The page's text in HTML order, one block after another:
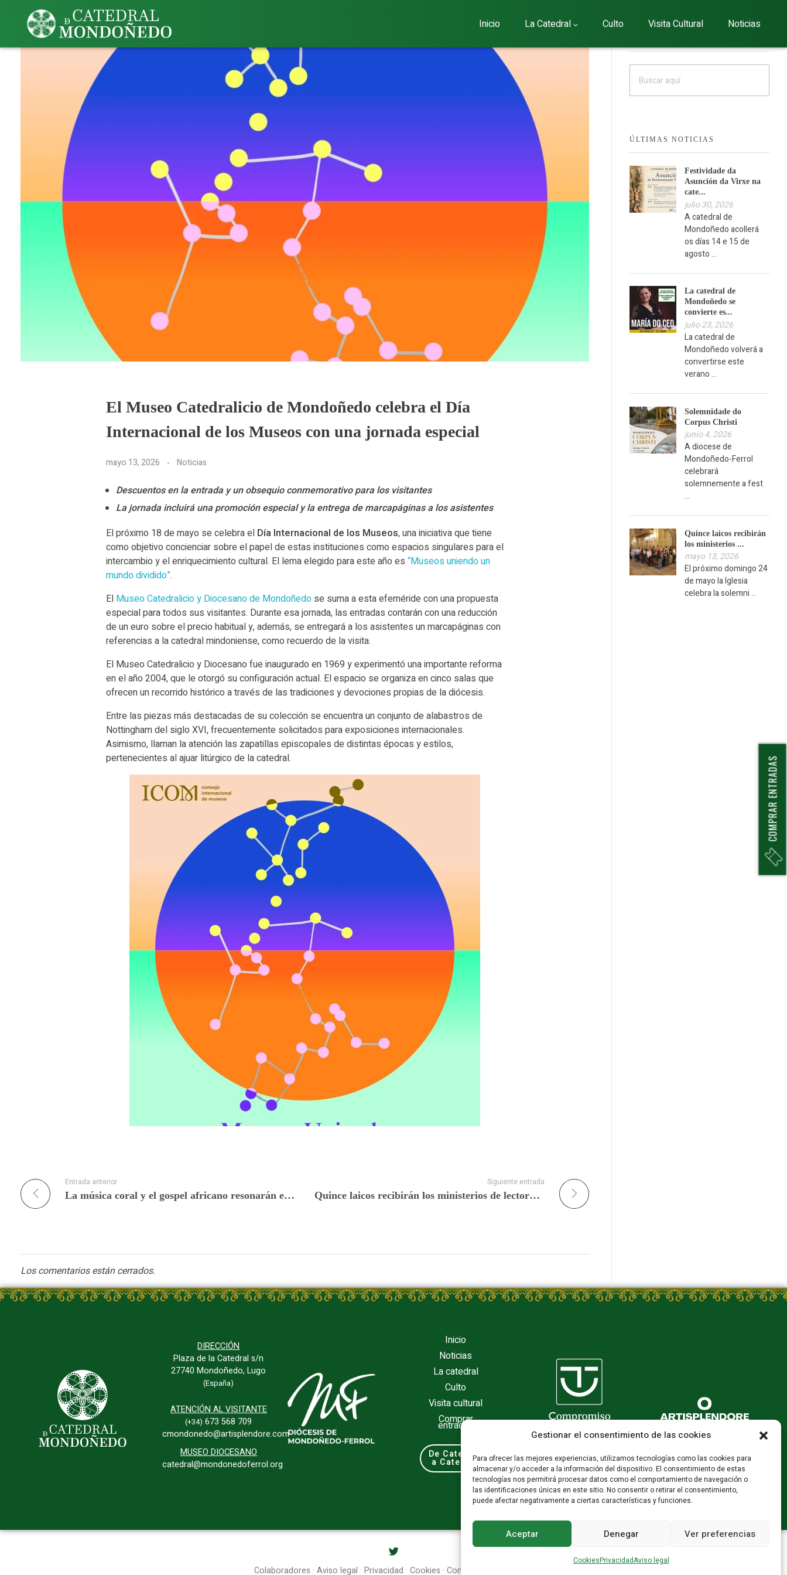
Gestionar el consentimiento de las cookies
Para ofrecer las mejores experiencias, utilizamos tecnologías como las cookies para
almacenar y/o acceder a la información del dispositivo. El consentimiento de estas
tecnologías nos permitirá procesar datos como el comportamiento de navegación o
las identificaciones únicas en este sitio. No consentir o retirar el consentimiento,
puede afectar negativamente a ciertas características y funciones.
Aceptar Denegar Ver preferencias
CookiesPrivacidadAviso legal
Inicio La Catedral Culto Visita Cultural Noticias
COMPRAR ENTRADAS
El Museo Catedralicio de Mondoñedo celebra el Día
Internacional de los Museos con una jornada especial
mayo 13, 2026 Noticias
Descuentos en la entrada y un obsequio conmemorativo para los visitantes
La jornada incluirá una promoción especial y la entrega de marcapáginas a los asistentes
El próximo 18 de mayo se celebra el Día Internacional de los Museos, una iniciativa que tiene
como objetivo concienciar sobre el papel de estas instituciones como espacios singulares para el
intercambio y el enriquecimiento cultural. El lema elegido para este año es “Museos uniendo un
mundo dividido”.
El Museo Catedralicio y Diocesano de Mondoñedose suma a esta efeméride con una propuesta
especial para todos sus visitantes. Durante esa jornada, las entradas contarán con una reducción
de un euro sobre el precio habitual y, además, se entregará a los asistentes un marcapáginas con
referencias a la catedral mindoniense, como recuerdo de la visita.
El Museo Catedralicio y Diocesano fue inaugurado en 1969 y experimentó una importante reforma
en el año 2004, que le otorgó su configuración actual. El espacio se organiza en cinco salas que
ofrecen un recorrido histórico a través de las tradiciones y devociones propias de la diócesis.
Entre las piezas más destacadas de su colección se encuentra un conjunto de alabastros de
Nottingham del siglo XVI, frecuentemente solicitados para exposiciones internacionales.
Asimismo, llaman la atención las zapatillas episcopales de distintas épocas y estilos,
pertenecientes al ajuar litúrgico de la catedral.
Entrada anterior
La música coral y el gospel africano resonarán en la catedral de Mondoñedo
Siguiente entrada
Quince laicos recibirán los ministerios de lectorado, acolitado y catequista en la catedral
Los comentarios están cerrados.
ÚLTIMAS NOTICIAS
Festividade da
Asunción da Virxe na
cate...
julio 30, 2026
A catedral de
Mondoñedo acollerá
os días 14 e 15 de
agosto ...
La catedral de
Mondoñedo se
convierte es...
julio 23, 2026
La catedral de
Mondoñedo volverá a
convertirse este
verano ...
Solemnidade do
Corpus Christi
junio 4, 2026
A diocese de
Mondoñedo-Ferrol
celebrará
solemnemente a fest
...
Quince laicos recibirán
los ministerios ...
mayo 13, 2026
El próximo domingo 24
de mayo la Iglesia
celebra la solemni ...
DIRECCIÓN
Plaza de la Catedral s/n
27740 Mondoñedo, Lugo
(España)
ATENCIÓN AL VISITANTE
(+34) 673 568 709
cmondonedo@artisplendore.com
MUSEO DIOCESANO
catedral@mondonedoferrol.org
Inicio
Noticias
La catedral
Culto
Visita cultural
Comprar
entradas
De Catedral
a Catedral
Colaboradores · Aviso legal · Privacidad · Cookies · Condiciones generales